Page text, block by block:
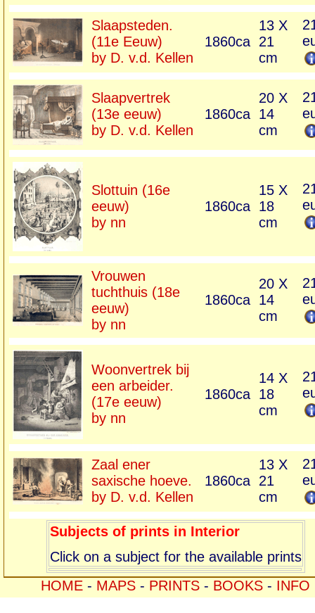
Slaapsteden.
(11e Eeuw)
by D. v.d. Kellen
1860ca
13 X
21
cm
Slaapvertrek
(13e eeuw)
by D. v.d. Kellen
1860ca
20 X
14
cm
Slottuin (16e
eeuw)
by nn
1860ca
15 X
18
cm
Vrouwen
tuchthuis (18e
eeuw)
by nn
1860ca
20 X
14
cm
Woonvertrek bij
een arbeider.
(17e eeuw)
by nn
1860ca
14 X
18
cm
Zaal ener
saxische hoeve.
by D. v.d. Kellen
1860ca
13 X
21
cm
Subjects of prints in Interior
Click on a subject for the available prints
HOME - MAPS - PRINTS - BOOKS - INFO